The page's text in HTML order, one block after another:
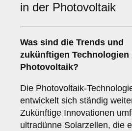
in der Photovoltaik
Was sind die Trends und
zukünftigen Technologien
Photovoltaik?
Die Photovoltaik-
entwickelt sich ständig
Zukünftige Innovationen
ultradünne Solarzellen, die